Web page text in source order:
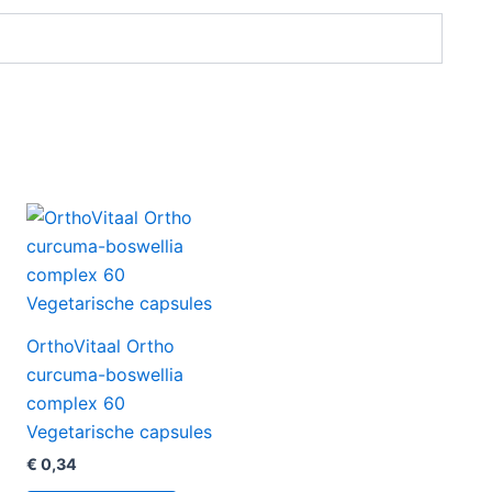
OrthoVitaal Ortho
curcuma-boswellia
complex 60
Vegetarische capsules
€ 0,34